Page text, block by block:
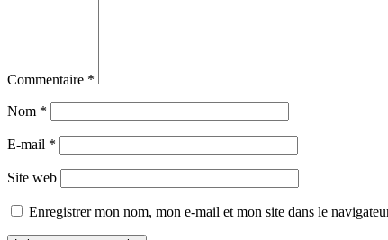
Commentaire *
Nom *
E-mail *
Site web
Enregistrer mon nom, mon e-mail et mon site dans le